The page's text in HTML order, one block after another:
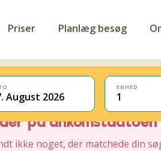
Priser Planlæg besøg
August 2026
ENHED
1
anbefaler vi, at du
på ankomstdatoen
ikke noget, der matchede din